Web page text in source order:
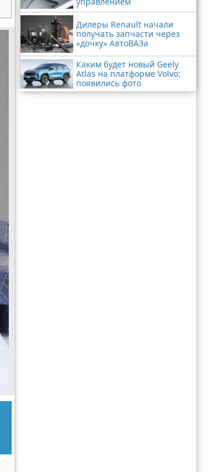
Дилеры Renault начали
получать запчасти через
«дочку» АвтоВАЗа
Каким будет новый Geely
Atlas на платформе Volvo:
появились фото